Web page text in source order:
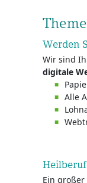
Werden
Wir sind
digitale
Alle
Ein